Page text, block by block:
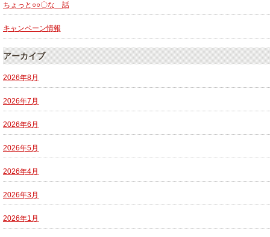
ちょっと○○〇な 話
キャンペーン情報
アーカイブ
2026年8月
2026年7月
2026年6月
2026年5月
2026年4月
2026年3月
2026年1月